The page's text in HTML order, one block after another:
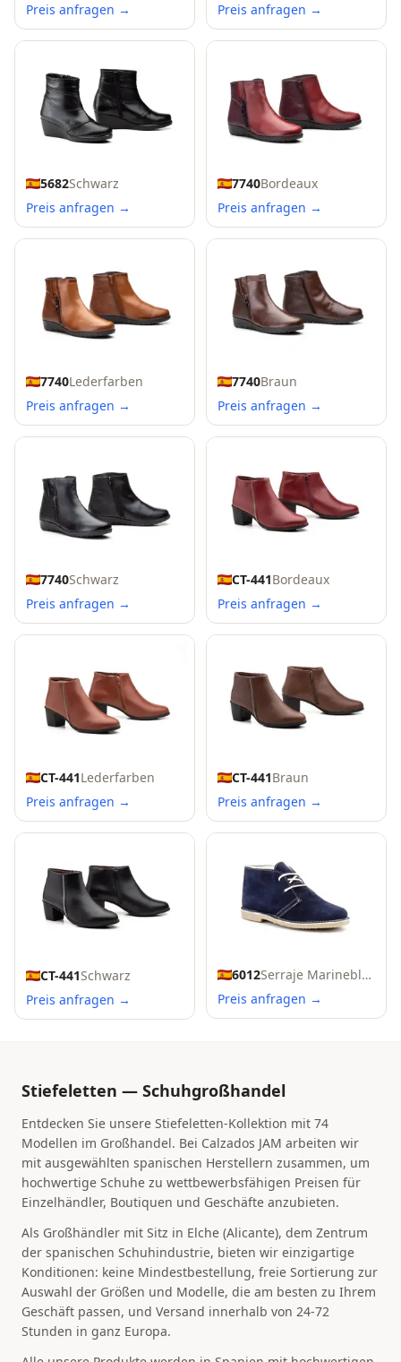
Preis anfragen →
Preis anfragen →
5682Schwarz
Preis anfragen →
7740Bordeaux
Preis anfragen →
7740Lederfarben
Preis anfragen →
7740Braun
Preis anfragen →
7740Schwarz
Preis anfragen →
CT-441Bordeaux
Preis anfragen →
CT-441Lederfarben
Preis anfragen →
CT-441Braun
Preis anfragen →
CT-441Schwarz
Preis anfragen →
6012
Serraje Marineblau
Preis anfragen →
Stiefeletten — Schuhgroßhandel
Entdecken Sie unsere Stiefeletten-Kollektion mit 74
Modellen im Großhandel. Bei Calzados JAM arbeiten wir
mit ausgewählten spanischen Herstellern zusammen, um
hochwertige Schuhe zu wettbewerbsfähigen Preisen für
Einzelhändler, Boutiquen und Geschäfte anzubieten.
Als Großhändler mit Sitz in Elche (Alicante), dem Zentrum
der spanischen Schuhindustrie, bieten wir einzigartige
Konditionen: keine Mindestbestellung, freie Sortierung zur
Auswahl der Größen und Modelle, die am besten zu Ihrem
Geschäft passen, und Versand innerhalb von 24-72
Stunden in ganz Europa.